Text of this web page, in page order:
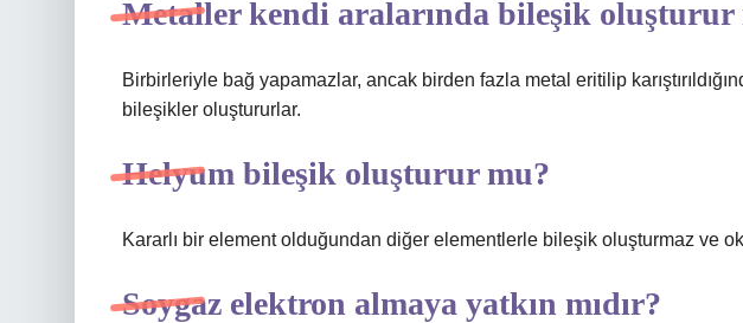
Metaller kendi aralarında bileşik oluşturur
Birbirleriyle bağ yapamazlar, ancak birden fazla metal eritilip
bileşikler oluştururlar.
Helyum bileşik oluşturur mu?
Kararlı bir element olduğundan diğer elementlerle bileşik oluşturmaz ve
Soygaz elektron almaya yatkın mıdır?